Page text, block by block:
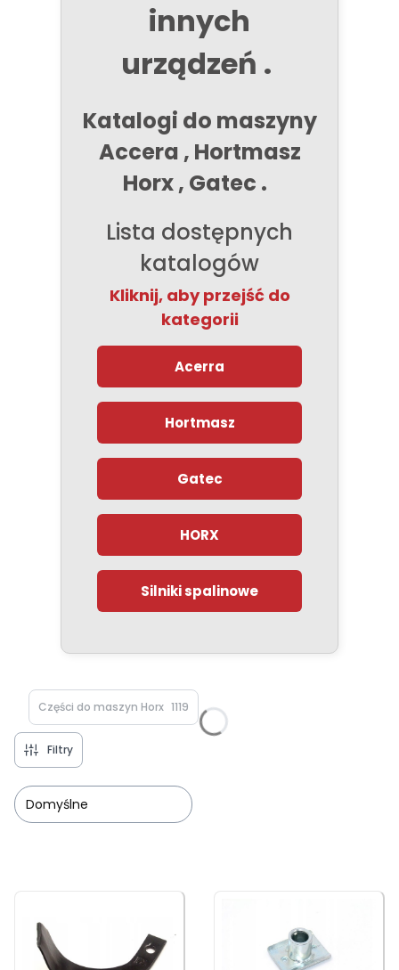
innych
urządzeń .
Katalogi do maszyny
Accera , Hortmasz
Horx , Gatec .
Lista dostępnych
katalogów
Kliknij, aby przejść do
kategorii
Acerra
Hortmasz
Gatec
HORX
Silniki spalinowe
Części do maszyn Horx 1119
Filtry
Domyślne